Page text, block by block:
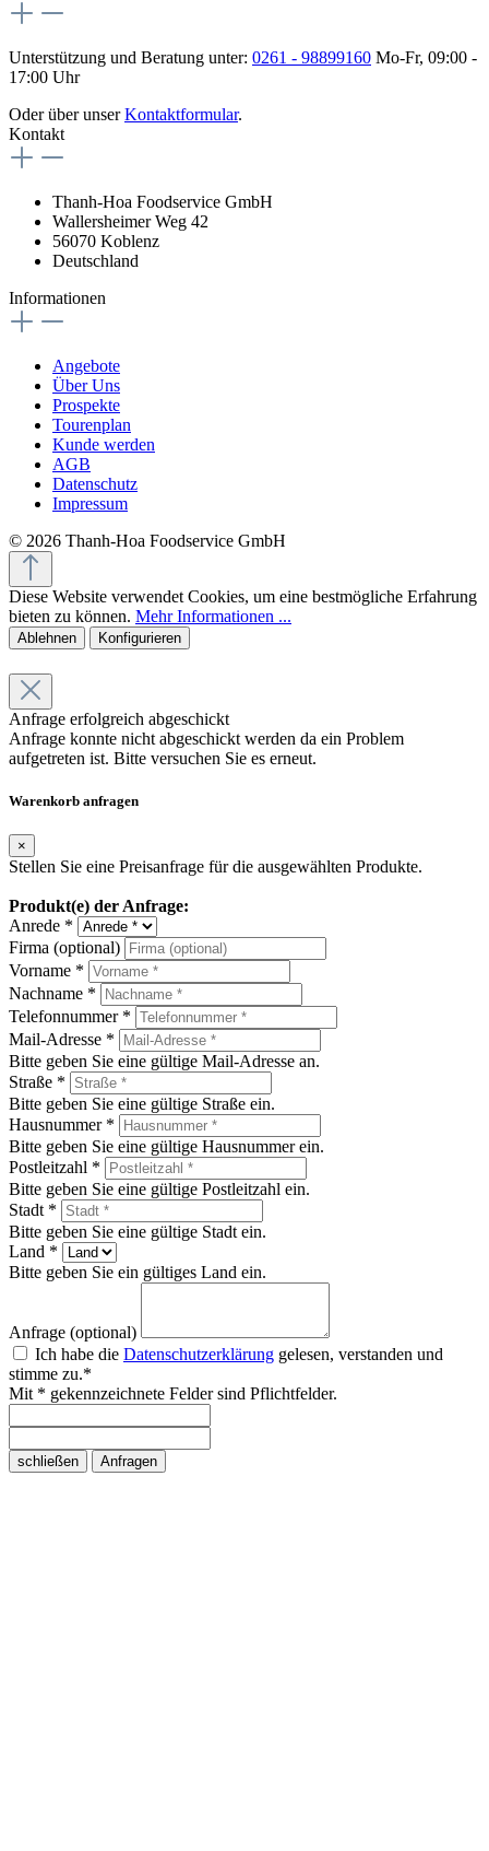
Unterstützung und Beratung unter: 0261 - 98899160 Mo-Fr, 09:00 -
17:00 Uhr
Oder über unserKontaktformular.
Kontakt
Thanh-Hoa Foodservice GmbH
Wallersheimer Weg 42
56070 Koblenz
Deutschland
Informationen
Angebote
Über Uns
Prospekte
Tourenplan
Kunde werden
AGB
Datenschutz
Impressum
© 2026 Thanh-Hoa Foodservice GmbH
Diese Website verwendet Cookies, um eine bestmögliche Erfahrung
bieten zu können. Mehr Informationen ...
Ablehnen Konfigurieren
Anfrage erfolgreich abgeschickt
Anfrage konnte nicht abgeschickt werden da ein Problem
aufgetreten ist. Bitte versuchen Sie es erneut.
Warenkorb anfragen
×
Stellen Sie eine Preisanfrage für die ausgewählten Produkte.
Produkt(e) der Anfrage:
Anrede *
Firma (optional)
Vorname *
Nachname *
Telefonnummer *
Mail-Adresse *
Bitte geben Sie eine gültige Mail-Adresse an.
Straße *
Bitte geben Sie eine gültige Straße ein.
Hausnummer *
Bitte geben Sie eine gültige Hausnummer ein.
Postleitzahl *
Bitte geben Sie eine gültige Postleitzahl ein.
Stadt *
Bitte geben Sie eine gültige Stadt ein.
Land *
Bitte geben Sie ein gültiges Land ein.
Anfrage (optional)
Ich habe die Datenschutzerklärung gelesen, verstanden und
stimme zu.*
Mit * gekennzeichnete Felder sind Pflichtfelder.
schließen Anfragen